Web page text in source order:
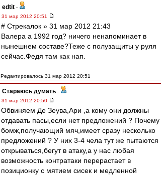
edtit -
31 мар 2012 20:51
# Стрекалок » 31 мар 2012 21:43
Валера а 1992 год? ничего ненапоминает в
нынешнем составе?Теже с полузащиты у руля
сейчас.Федя там как нап.
Редактировалось 31 мар 2012 20:51
Стараюсь думать -
31 мар 2012 20:50
Обвиняем Де Зеува,Ари ,а кому они должны
отдавать пасы,если нет предложений ? Почему
бомж,получающий мяч,имеет сразу несколько
предложений ? У них 3-4 чела тут же пытаются
открываться,бегут в атаку,а у нас любая
возможность контратаки перерастает в
позиционку с мятием сисек и медленной